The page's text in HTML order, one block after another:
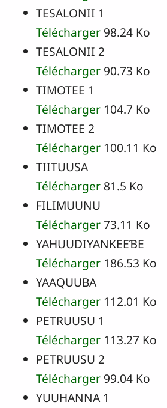
TESALONII 1
Télécharger 98.24 Ko
TESALONII 2
Télécharger 90.73 Ko
TIMOTEE 1
Télécharger 104.7 Ko
TIMOTEE 2
Télécharger 100.11 Ko
TIITUUSA
Télécharger 81.5 Ko
FILIMUUNU
Télécharger73.11 Ko
YAHUUDIYANKEEƁE
Télécharger 186.53 Ko
YAAQUUBA
Télécharger 112.01 Ko
PETRUUSU 1
Télécharger 113.27 Ko
PETRUUSU 2
Télécharger 99.04 Ko
YUUHANNA 1